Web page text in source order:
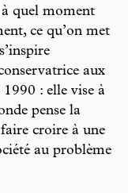
quel moment
ce qu’on met
aux
: elle vise à
pense la
croire à une
au problème